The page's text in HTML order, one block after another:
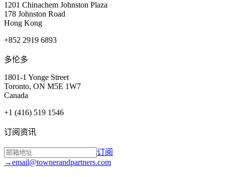
1201 Chinachem Johnston Plaza
178 Johnston Road
Hong Kong
+852 2919 6893
多伦多
1801-1 Yonge Street
Toronto, ON M5E 1W7
Canada
+1 (416) 519 1546
订阅资讯
订阅
→email@townerandpartners.com